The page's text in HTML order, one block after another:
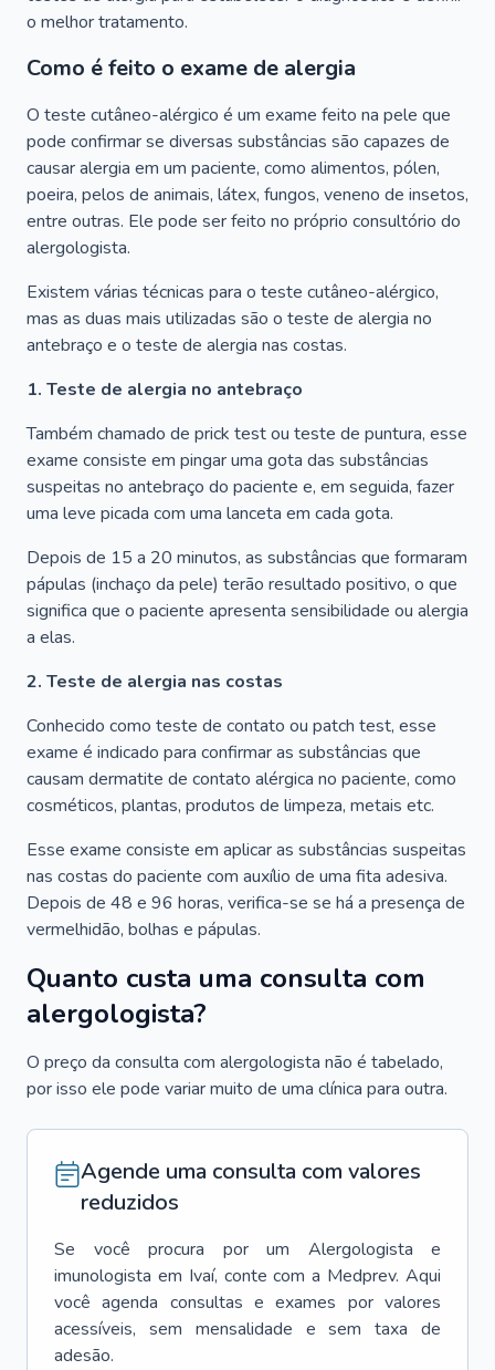
o melhor tratamento.
Como é feito o exame de alergia
O teste cutâneo-alérgico é um exame feito na pele que
pode confirmar se diversas substâncias são capazes de
causar alergia em um paciente, como alimentos, pólen,
poeira, pelos de animais, látex, fungos, veneno de insetos,
entre outras. Ele pode ser feito no próprio consultório do
alergologista.
Existem várias técnicas para o teste cutâneo-alérgico,
mas as duas mais utilizadas são o teste de alergia no
antebraço e o teste de alergia nas costas.
1. Teste de alergia no antebraço
Também chamado de prick test ou teste de puntura, esse
exame consiste em pingar uma gota das substâncias
suspeitas no antebraço do paciente e, em seguida, fazer
uma leve picada com uma lanceta em cada gota.
Depois de 15 a 20 minutos, as substâncias que formaram
pápulas (inchaço da pele) terão resultado positivo, o que
significa que o paciente apresenta sensibilidade ou alergia
a elas.
2. Teste de alergia nas costas
Conhecido como teste de contato ou patch test, esse
exame é indicado para confirmar as substâncias que
causam dermatite de contato alérgica no paciente, como
cosméticos, plantas, produtos de limpeza, metais etc.
Esse exame consiste em aplicar as substâncias suspeitas
nas costas do paciente com auxílio de uma fita adesiva.
Depois de 48 e 96 horas, verifica-se se há a presença de
vermelhidão, bolhas e pápulas.
Quanto custa uma consulta com
alergologista?
O preço da consulta com alergologista não é tabelado,
por isso ele pode variar muito de uma clínica para outra.
Agende uma consulta com valores
reduzidos
Se você procura por um
Alergologista e
imunologista em Ivaí, conte com a Medprev. Aqui
você agenda consultas e exames por valores
acessíveis, sem mensalidade e sem taxa de
adesão.